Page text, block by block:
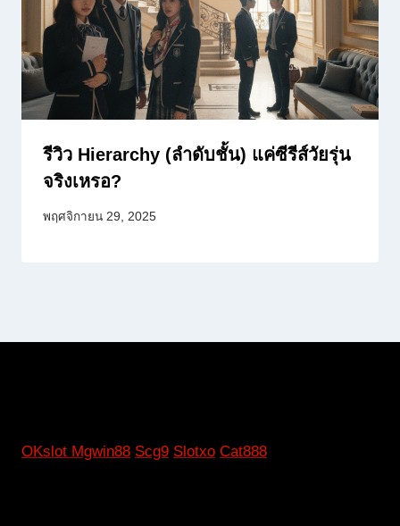
รีวิว Hierarchy (ลำดับชั้น) แค่ซีรีส์วัยรุ่น
จริงเหรอ?
พฤศจิกายน 29, 2025
OKslot Mgwin88 Scg9 Slotxo Cat888